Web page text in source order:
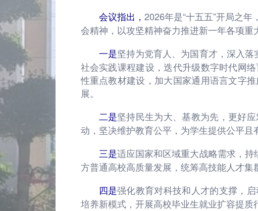
会议指出， 2026年是“十五五”开局之
会精神，以攻坚精神奋力推进新一年各项重
一是坚持为党育人、为国育才，深入
社会实践课程建设，迭代升级数字时代网
性重点教材建设，加大国家通用语言文字
展。
二是坚持民生为大、基教为先，更好
动，坚决维护教育公平，为学生提供公平且
三是适应国家和区域重大战略需求，
方普通高校高质量发展，统筹高技能人才集
四是强化教育对科技和人才的支撑，
培养新模式，开展高校毕业生就业扩容提质